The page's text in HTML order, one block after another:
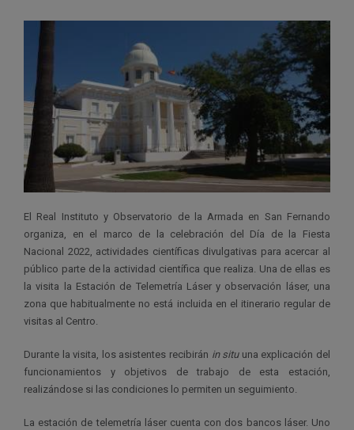
El Real Instituto y Observatorio de la Armada en San Fernando
organiza, en el marco de la celebración del Día de la Fiesta
Nacional 2022, actividades científicas divulgativas para acercar al
público parte de la actividad científica que realiza. Una de ellas es
la visita la Estación de Telemetría Láser y observación láser, una
zona que habitualmente no está incluida en el itinerario regular de
visitas al Centro.
Durante la visita, los asistentes recibirán in situuna explicación del
funcionamientos y objetivos de trabajo de esta estación,
realizándose si las condiciones lo permiten un seguimiento.
La estación de telemetría láser cuenta con dos bancos láser. Uno